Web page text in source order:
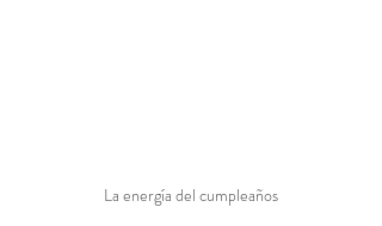
La energía del cumpleaños